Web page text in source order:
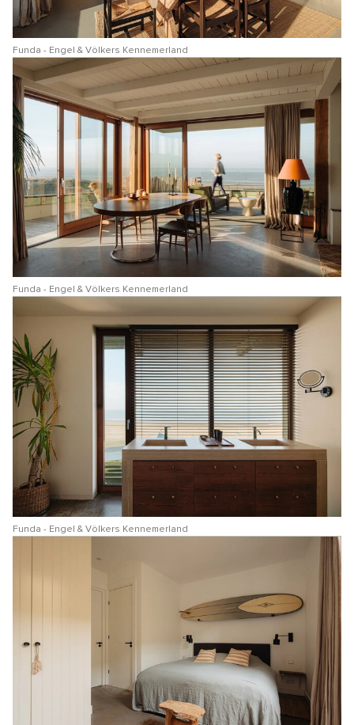
Funda - Engel & Völkers Kennemerland
Funda - Engel & Völkers Kennemerland
Funda - Engel & Völkers Kennemerland